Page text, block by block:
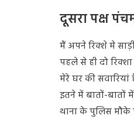
दूसरा पक्ष
मैं अपने रिक्शे मे
पहले से ही दो
मेरे घर की
इतने में बातों-बातों
थाना केपुलिसमौके